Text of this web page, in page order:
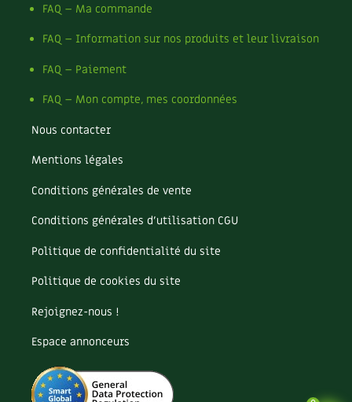
FAQ – Ma commande
FAQ – Information sur nos produits et leur livraison
FAQ – Paiement
FAQ – Mon compte, mes coordonnées
Nous contacter
Mentions légales
Conditions générales de vente
Conditions générales d’utilisation CGU
Politique de confidentialité du site
Politique de cookies du site
Rejoignez-nous !
Espace annonceurs